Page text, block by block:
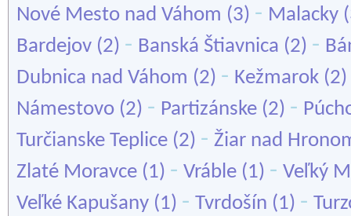
Nové Mesto nad Váhom (3) - Malacky
Bardejov (2) - Banská Štiavnica (2) -
Dubnica nad Váhom (2) - Kežmarok (2)
Námestovo (2) - Partizánske (2) -
Turčianske Teplice (2) - Žiar nad
Zlaté Moravce (1) - Vráble (1) - Veľký
Veľké Kapušany (1) - Tvrdošín (1) -